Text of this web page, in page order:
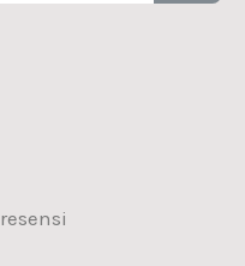
resensi